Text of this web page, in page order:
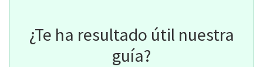
¿Te ha resultado útil nuestra
guía?